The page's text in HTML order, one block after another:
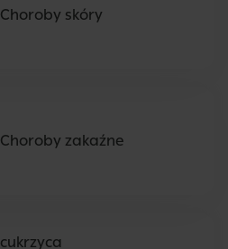
Choroby skóry
Choroby zakaźne
cukrzyca